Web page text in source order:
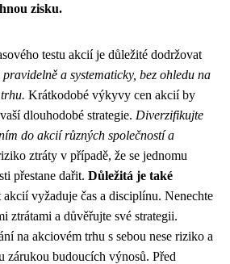
zisku.
testu akcií je důležité dodržovat
pravidelně a systematicky, bez ohledu na
Krátkodobé výkyvy cen akcií by
dlouhodobé strategie. Diverzifikujte
do akcií různých společností a
ztráty v případě, že se jednomu
přestane dařit. Důležitá je také
akcií vyžaduje čas a disciplínu. Nenechte
ztrátami a důvěřujte své strategii.
na akciovém trhu s sebou nese riziko a
zárukou budoucích výnosů. Před